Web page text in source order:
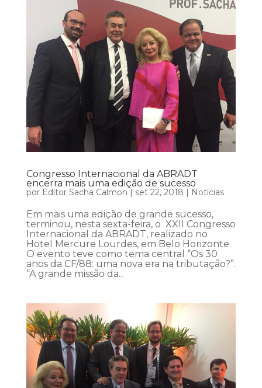
Congresso Internacional da ABRADT
encerra mais uma edição de sucesso
por Editor Sacha Calmon | set 22, 2018 | Notícias
Em mais uma edição de grande sucesso,
terminou, nesta sexta-feira, o XXII Congresso
Internacional da ABRADT, realizado no
Hotel Mercure Lourdes, em Belo Horizonte.
O evento teve como tema central “Os 30
anos da CF/88: uma nova era na tributação?”.
“A grande missão da...